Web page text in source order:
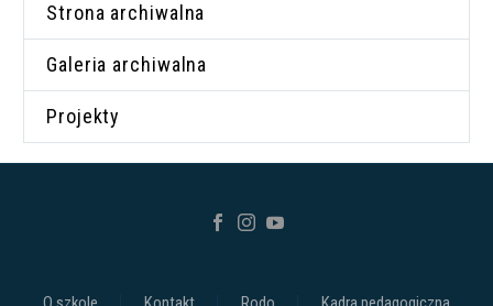
Strona archiwalna
Galeria archiwalna
Projekty